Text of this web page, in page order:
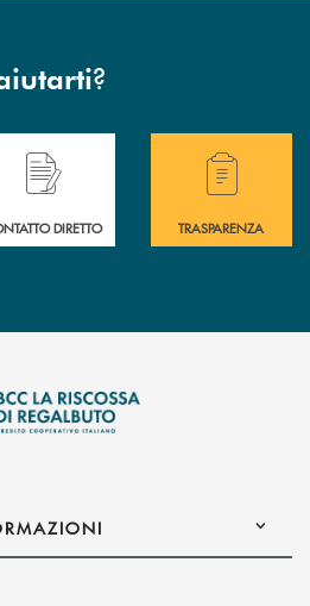
?
filiali della Bcc
bisogno di assistenza immediata?
DIRETTO
Hai bisogno di
TRASPARENZA